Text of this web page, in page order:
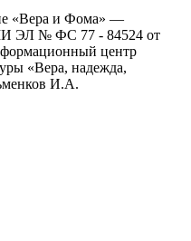
«Вера и Фома» —
ЭЛ № ФС 77 - 84524 от
центр
«Вера, надежда,
И.А.